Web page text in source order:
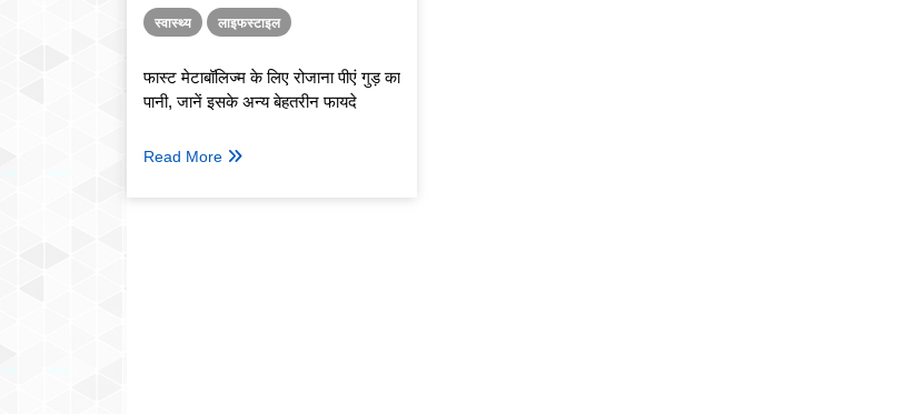
स्वास्थ्य लाइफस्टाइल
फास्ट मेटाबॉलिज्म के लिए रोजाना पीएं गुड़ का
पानी, जानें इसके अन्य बेहतरीन फायदे
Read More